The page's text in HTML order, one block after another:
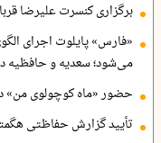
برگزاری کنسرت علیرضا
«فارس» پایلوت اجرای
می‌شود؛ سعدیه و حافظیه
حضور «ماه کوچولوی من»
تأیید گزارش حفاظتی